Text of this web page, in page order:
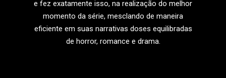
e fez exatamente isso, na realização do melhor
momento da série, mesclando de maneira
eficiente em suas narrativas doses equilibradas
de horror, romance e drama.